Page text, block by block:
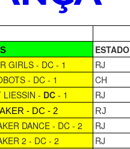
ESTADO
GIRLS - DC - 1 RJ
- DC - 1
CH
LIESSIN - DC - 1 RJ
- DC - 2 RJ
DANCE - DC - 2
RJ
2 - DC - 2
RJ